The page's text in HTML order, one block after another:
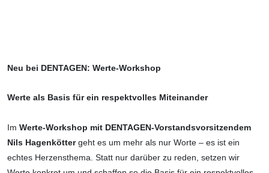
Neu bei DENTAGEN: Werte-Workshop
Werte als Basis für ein respektvolles Miteinander
Im Werte-Workshop mit DENTAGEN-Vorstandsvorsitzendem
Nils Hagenköttergeht es um mehr als nur Worte – es ist ein
echtes Herzensthema. Statt nur darüber zu reden, setzen wir